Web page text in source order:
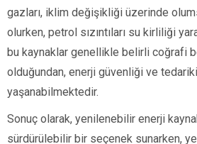
gazları, iklim değişikliği üzerinde
olurken, petrol sızıntıları su kirliliği
bu kaynaklar genellikle belirli coğrafi
olduğundan, enerji güvenliği ve
yaşanabilmektedir.
Sonuç olarak, yenilenebilir enerji
sürdürülebilir bir seçenek sunarken,